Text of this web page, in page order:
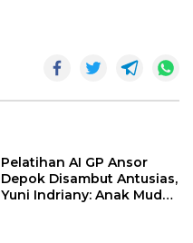
Pelatihan AI GP Ansor
Depok Disambut Antusias,
Yuni Indriany: Anak Muda